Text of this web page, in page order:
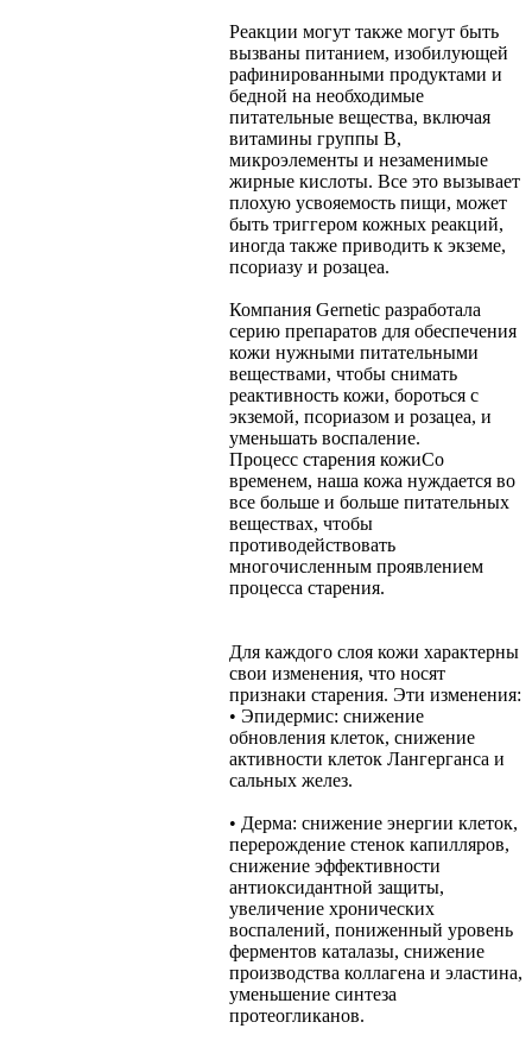
Реакции могут также могут быть
вызваны питанием, изобилующей
рафинированными продуктами и
бедной на необходимые
питательные вещества, включая
витамины группы В,
микроэлементы и незаменимые
жирные кислоты. Все это вызывает
плохую усвояемость пищи, может
быть триггером кожных реакций,
иногда также приводить к экземе,
псориазу и розацеа.
Компания Gernetic разработала
серию препаратов для обеспечения
кожи нужными питательными
веществами, чтобы снимать
реактивность кожи, бороться с
экземой, псориазом и розацеа, и
уменьшать воспаление.
Процесс старения кожиСо
временем, наша кожа нуждается во
все больше и больше питательных
веществах, чтобы
противодействовать
многочисленным проявлением
процесса старения.
Для каждого слоя кожи характерны
свои изменения, что носят
признаки старения. Эти изменения:
• Эпидермис: снижение
обновления клеток, снижение
активности клеток Лангерганса и
сальных желез.
• Дерма: снижение энергии клеток,
перерождение стенок капилляров,
снижение эффективности
антиоксидантной защиты,
увеличение хронических
воспалений, пониженный уровень
ферментов каталазы, снижение
производства коллагена и эластина,
уменьшение синтеза
протеогликанов.